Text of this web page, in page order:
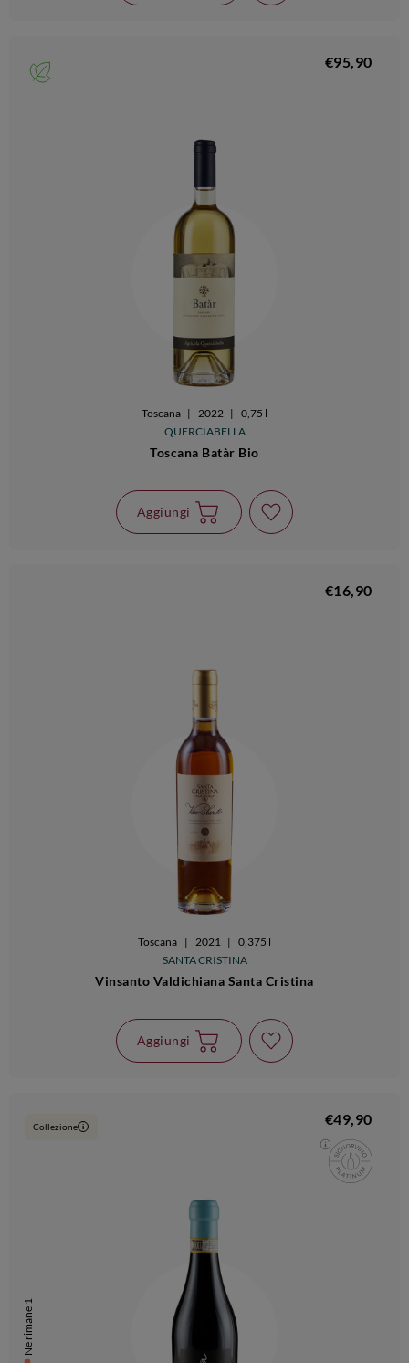
€95,90
Toscana | 2022 |
0,75 l
QUERCIABELLA
Toscana Batàr Bio
Aggiungi
€16,90
Toscana | 2021 | 0,375 l
SANTA CRISTINA
Vinsanto Valdichiana Santa Cristina
Aggiungi
Ne rimane 1
Collezione i €49,90